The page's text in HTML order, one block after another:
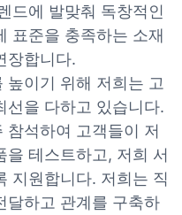
드에 발맞춰 독창적인
표준을 충족하는 소재
장합니다.
높이기 위해 저희는 고
선을 다하고 있습니다.
참석하여 고객들이 저
을 테스트하고, 저희 서
지원합니다. 저희는 직
달하고 관계를 구축하